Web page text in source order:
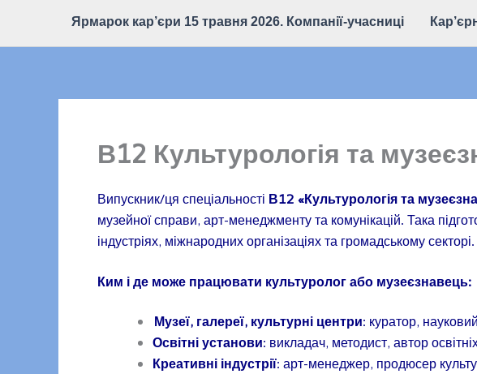
Ярмарок кар’єри 15 травня 2026. Компанії-учасниці
В12 Культурологія та
Випускник/ця спеціальності В12 «Культурологія та
музейної справи, арт-менеджменту та комунікацій. Така
індустріях, міжнародних організаціях та громадському секторі.
Ким і де може працювати культуролог або музеєзнавець:
Музеї, галереї, культурні центри: куратор,
Освітні установи: викладач, методист, автор
Креативні індустрії: арт-менеджер, продюсер